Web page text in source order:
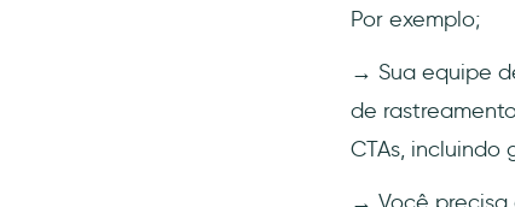
Por exemplo;
→ Sua equipe
de
CTAs, incluindo
→ Você precisa